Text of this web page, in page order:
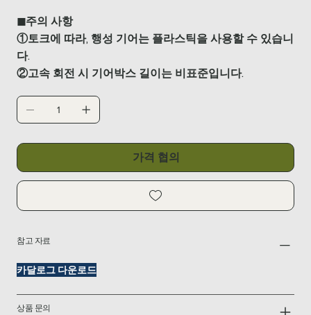
◼주의 사항
①토크에 따라, 행성 기어는 플라스틱을 사용할 수 있습니
다.
②고속 회전 시 기어박스 길이는 비표준입니다.
가격 협의
참고 자료
카달로그 다운로드
상품 문의